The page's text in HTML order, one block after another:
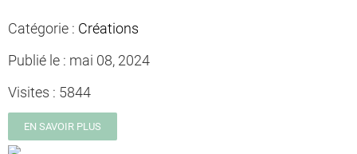
Catégorie : Créations
Publié le : mai 08, 2024
Visites : 5844
EN SAVOIR PLUS